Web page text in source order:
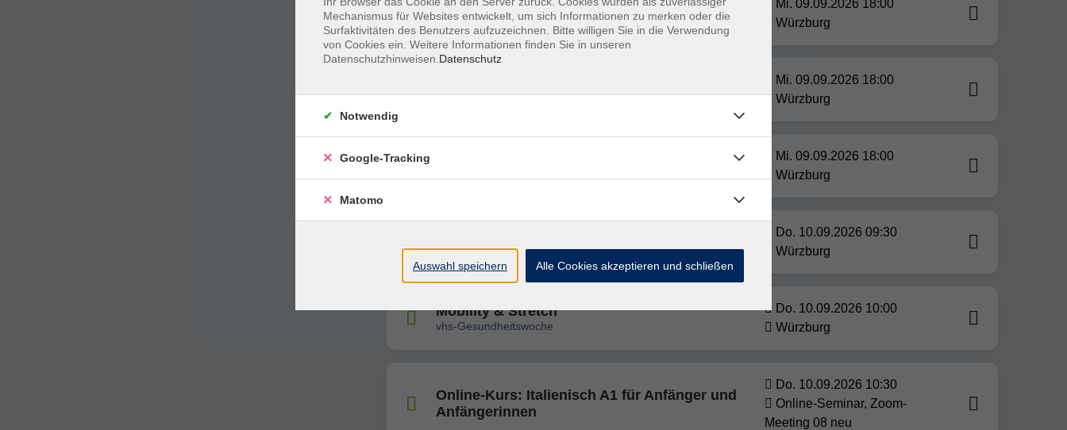
Budokon Yoga
vhs-Gesundheitswoche
Mi. 09.09.2026 18:00
Würzburg
vhs-Gesundheitswoche
Mi. 09.09.2026 18:00
Würzburg
Mi. 09.09.2026 18:00
Würzburg
vhs-Gesundheitswoche
Do. 10.09.2026 09:30
Würzburg
Mobility & Stretch
vhs-Gesundheitswoche
Do. 10.09.2026 10:00
Würzburg
Online-Kurs: Italienisch A1 für Anfänger und
Anfängerinnen
Do. 10.09.2026 10:30
Online-Seminar, Zoom-
Meeting 08 neu
Mechanismus für Websites entwickelt, um sich Informationen zu merken oder die
Surfaktivitäten des Benutzers aufzuzeichnen. Bitte willigen Sie in die Verwendung
von Cookies ein. Weitere Informationen finden Sie in unseren
Datenschutzhinweisen. Datenschutz
Notwendig
Google-Tracking
Matomo
Auswahl speichern Alle Cookies akzeptieren und schließen